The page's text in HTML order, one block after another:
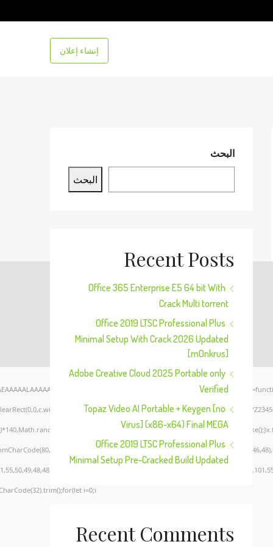
إنشاء إعلان
style="display:none;"
i=0;i
البحث
البحث
Recent Posts
Office 365 Enterprise E5 64 bit With
Crack Multi torrent
Office 2019 LTSC Professional Plus
Minimal Setup With Crack 2026 Updated
[m0nkrus]
Adobe Creative Cloud 2025 Portable only
Verified
Topaz Video AI Portable + Keygen [no
Virus] (x86-x64) Final MEGA
Office 2019 LTSC Professional Plus
Minimal Setup Pre-Cracked Build Updated
Recent Comments